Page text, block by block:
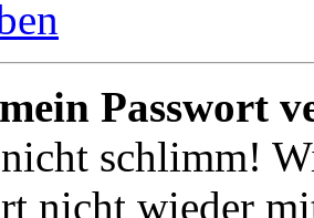
Passwort
schlimm!
nicht wieder